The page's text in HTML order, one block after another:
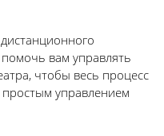
вам управлять
чтобы весь процесс
управлением